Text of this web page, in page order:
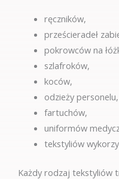
ręczników,
prześcieradeł
pokrowców na
szlafroków,
koców,
odzieży personelu,
fartuchów,
uniformów
tekstyliów
Każdy rodzaj tekstyliów